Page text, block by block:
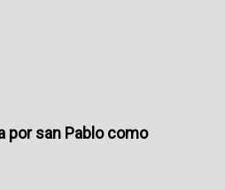
por san Pablo como